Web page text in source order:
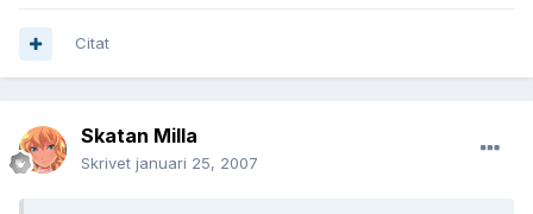
Citat
Skatan Milla
Skrivet januari 25, 2007